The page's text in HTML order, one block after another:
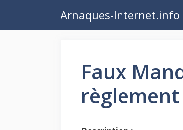
contenu
Arnaques-Internet.info
Faux